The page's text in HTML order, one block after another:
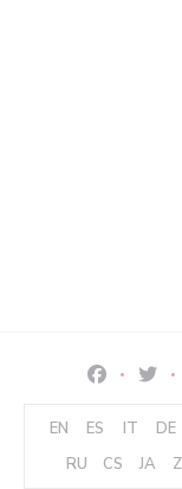
Facebook
EN ES IT DE
RU
CS JA